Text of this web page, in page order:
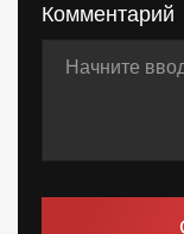
Комментарий